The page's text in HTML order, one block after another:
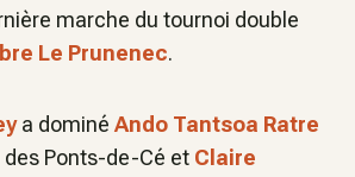
marche du tournoi double
Le Prunenec.
a dominé Ando Tantsoa Ratre
Ponts-de-Cé et Claire